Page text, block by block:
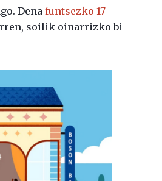
Denafuntsezko 17
soilik oinarrizko bi